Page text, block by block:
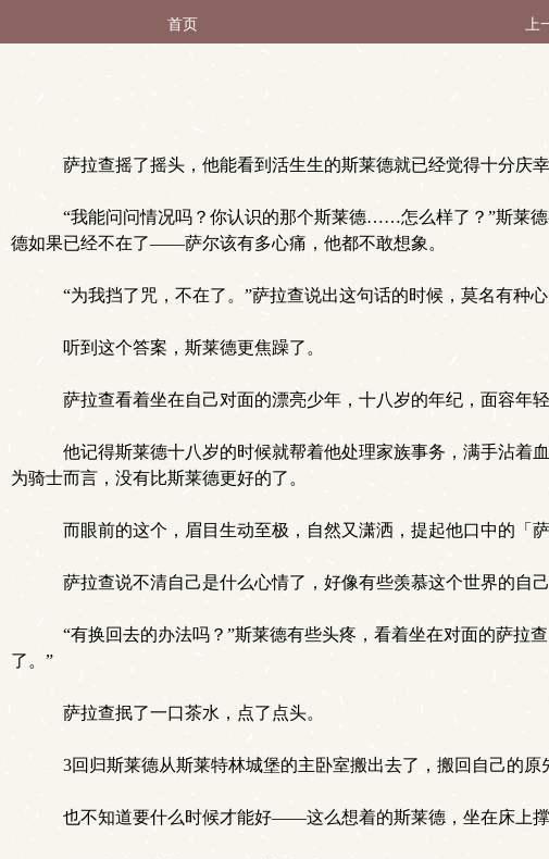
首页 上
萨拉查摇了摇头，他能看到活生生的斯莱德就已经觉得十分庆幸
“我能问问情况吗？你认识的那个斯莱德……怎么样了？”斯莱
德如果已经不在了——萨尔该有多心痛，他都不敢想象。
“为我挡了咒，不在了。”萨拉查说出这句话的时候，莫名有种心
听到这个答案，斯莱德更焦躁了。
萨拉查看着坐在自己对面的漂亮少年，十八岁的年纪，面容年
他记得斯莱德十八岁的时候就帮着他处理家族事务，满手沾着
为骑士而言，没有比斯莱德更好的了。
而眼前的这个，眉目生动至极，自然又潇洒，提起他口中的「
萨拉查说不清自己是什么心情了，好像有些羡慕这个世界的自己
“有换回去的办法吗？”斯莱德有些头疼，看着坐在对面的萨拉
了。”
萨拉查抿了一口茶水，点了点头。
3回归斯莱德从斯莱特林城堡的主卧室搬出去了，搬回自己的原
也不知道要什么时候才能好——这么想着的斯莱德，坐在床上